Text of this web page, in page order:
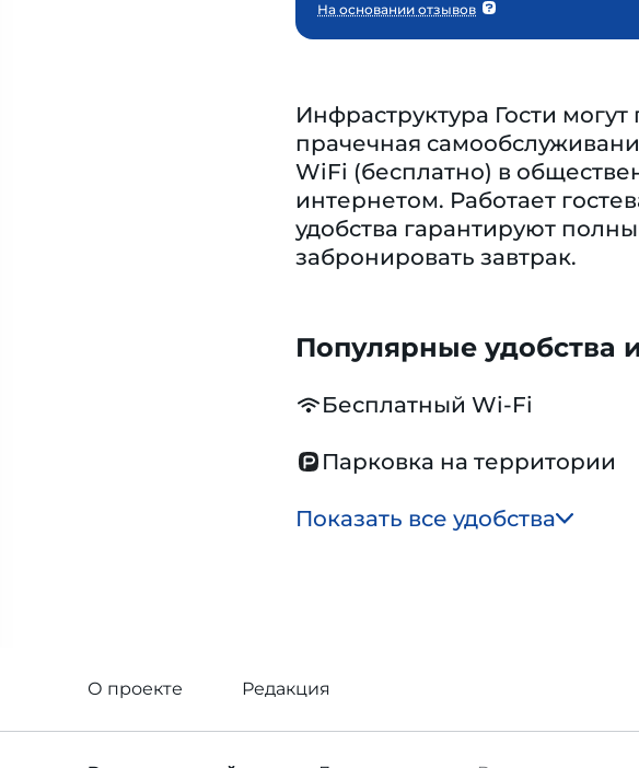
На основании отзывов
Инфраструктура Гости
прачечная
WiFi (бесплатно) в
интернетом. Работает
удобства гарантируют
забронировать завтрак.
Популярные удобства
Бесплатный Wi-Fi
Парковка на территории
Показать все удобства
О проекте Редакция